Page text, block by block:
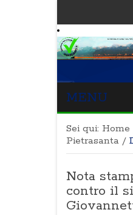
MENU
Sei qui: Home
Pietrasanta /
Nota
contro il